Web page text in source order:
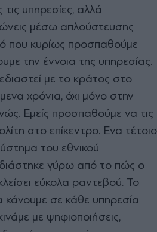
τις υπηρεσίες, αλλά
μέσω απλούστευσης
που κυρίως προσπαθούμε
την έννοια της υπηρεσίας.
με το κράτος στο
χρόνια, όχι μόνο στην
Εμείς προσπαθούμε να τις
στο επίκεντρο. Ενα τέτοιο
του εθνικού
γύρω από το πώς ο
εύκολα ραντεβού. Το
κάνουμε σε κάθε υπηρεσία
με ψηφιοποιήσεις,